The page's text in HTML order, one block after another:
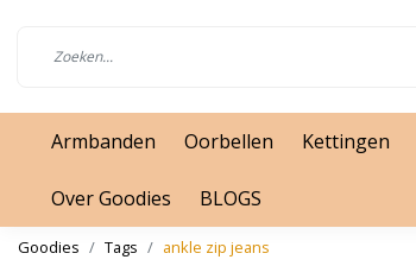
Armbanden Oorbellen Kettingen
Over Goodies BLOGS
Goodies Tags ankle zip jeans